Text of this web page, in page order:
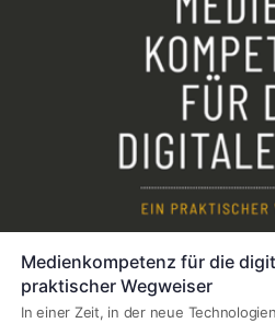
Medienkompetenz für die
praktischer Wegweiser
In einer Zeit, in der neue